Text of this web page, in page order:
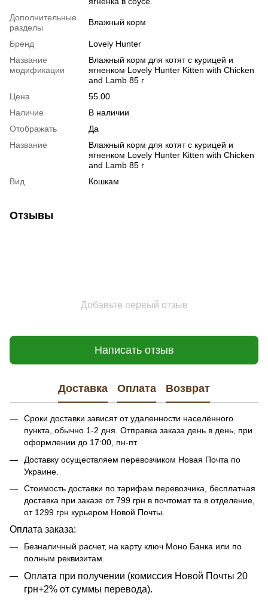
Дополнительные
разделы
Влажный корм
Бренд
Lovely Hunter
Название
модификации
Влажный корм для котят с курицей и
ягненком Lovely Hunter Kitten with Chicken
and Lamb 85 г
Цена
55.00
Наличие
В наличии
Отображать
Да
Название
Влажный корм для котят с курицей и
ягненком Lovely Hunter Kitten with Chicken
and Lamb 85 г
Вид
Кошкам
Отзывы
Добавьте первый отзыв
Написать отзыв
Доставка Оплата Возврат
Сроки доставки зависят от удаленности населённого
пункта, обычно 1-2 дня. Отправка заказа день в день, при
оформлении до 17:00, пн-пт.
Доставку осуществляем перевозчиком Новая Почта по
Украине.
Стоимость доставки по тарифам перевозчика, бесплатная
доставка при заказе от 799 грн в почтомат та в отделение,
от 1299 грн курьером Новой Почты.
Оплата заказа:
Безналичный расчет, на карту ключ Моно Банка или по
полным реквизитам.
​​Оплата при получении (комиссия Новой Почты 20
грн+2% от суммы перевода).